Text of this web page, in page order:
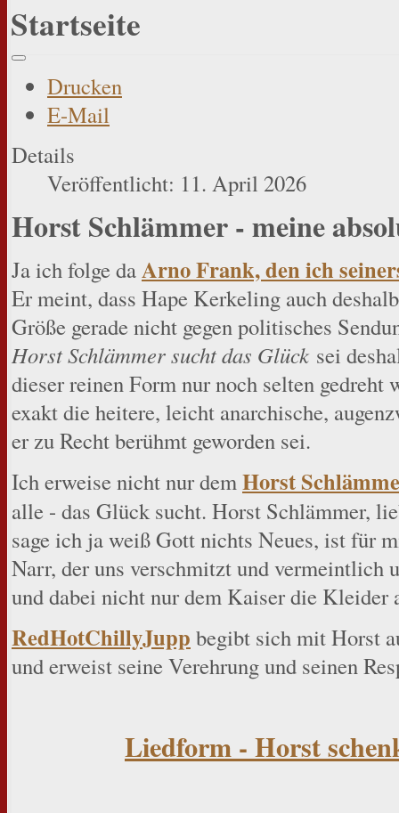
Startseite
Drucken
E-Mail
Details
Veröffentlicht: 11. April 2026
Horst Schlämmer - meine
Ja ich folge daArno Frank, den ich
Er meint, dass Hape Kerkeling auch
Größe gerade nicht gegen politisches
Horst Schlämmer sucht das Glück sei
dieser reinen Form nur noch selten gedreht
exakt die heitere, leicht anarchische,
er zu Recht berühmt geworden sei.
Ich erweise nicht nur demHorst
alle - das Glück sucht. Horst Schlämmer,
sage ich ja weiß Gott nichts Neues, ist für
Narr, der uns verschmitzt und vermeintlich
und dabei nicht nur dem Kaiser die Kleider
RedHotChillyJupp begibt sich mit Horst
und erweist seine Verehrung und seinen
Liedform - Horst